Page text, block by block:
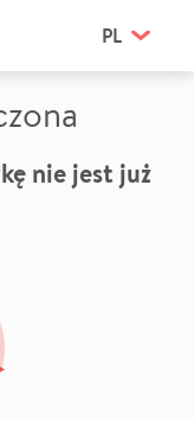
PL
nie jest już